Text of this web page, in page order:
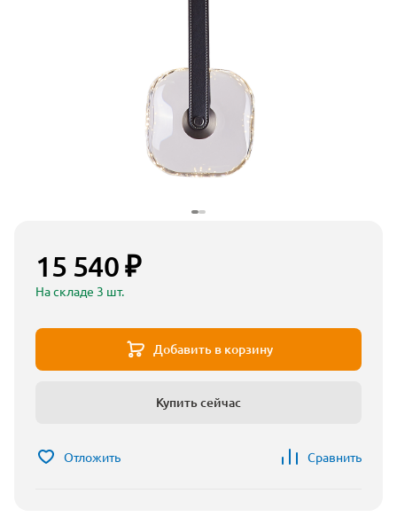
15 540 ₽
На складе 3 шт.
Добавить в корзину
Купить сейчас
Отложить Сравнить